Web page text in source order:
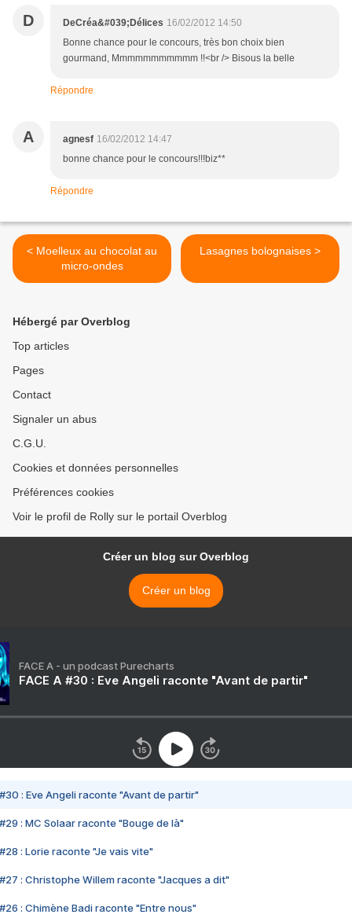
D DeCréa&#039;Délices 16/02/2012 14:50
Bonne chance pour le concours, très bon choix bien
gourmand, Mmmmmmmmmmm !!<br /> Bisous la belle
Répondre
A agnesf 16/02/2012 14:47
bonne chance pour le concours!!!biz**
Répondre
< Moelleux au chocolat au
micro-ondes
Lasagnes bolognaises >
Hébergé par Overblog
Top articles
Pages
Contact
Signaler un abus
C.G.U.
Cookies et données personnelles
Préférences cookies
Voir le profil de Rolly sur le portail Overblog
Créer un blog sur Overblog
Créer un blog
FACE A - un podcast Purecharts
FACE A #30 : Eve Angeli raconte "Avant de partir"
#30 : Eve Angeli raconte "Avant de partir"
#29 : MC Solaar raconte "Bouge de là"
#28 : Lorie raconte "Je vais vite"
#27 : Christophe Willem raconte "Jacques a dit"
#26 : Chimène Badi raconte "Entre nous"